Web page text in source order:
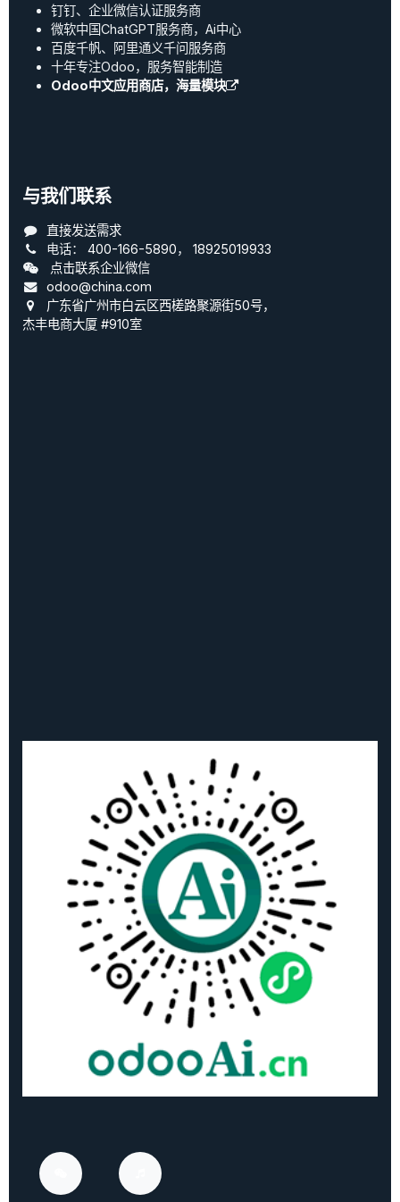
钉钉、企业微信认证服务商
微软中国ChatGPT服务商，Ai中心
百度千帆、阿里通义千问服务商
十年专注Odoo，服务智能制造
Odoo中文应用商店，海量模块
与我们联系
直接发送需求
电话： 400-166-5890， 18925019933
点击联系企业微信
odoo@china.com
广东省广州市白云区西槎路聚源街50号，
杰丰电商大厦 #910室